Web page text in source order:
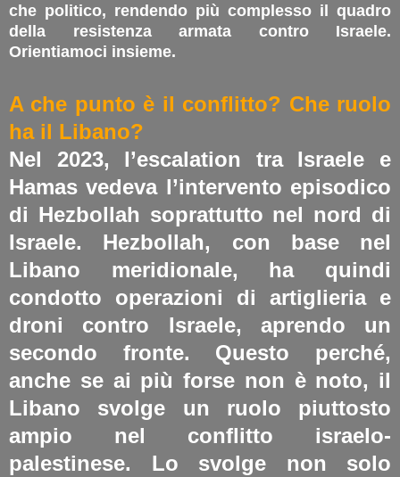
che politico, rendendo più complesso il quadro
della resistenza armata contro Israele.
Orientiamoci insieme.
A che punto è il conflitto? Che ruolo
ha il Libano?
Nel 2023, l’escalation tra Israele e
Hamas vedeva l’intervento episodico
di Hezbollah soprattutto nel nord di
Israele. Hezbollah, con base nel
Libano meridionale, ha quindi
condotto operazioni di artiglieria e
droni contro Israele, aprendo un
secondo fronte. Questo perché,
anche se ai più forse non è noto, il
Libano svolge un ruolo piuttosto
ampio nel conflitto israelo-
palestinese. Lo svolge non solo